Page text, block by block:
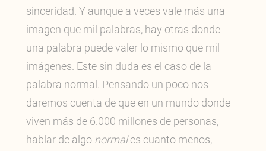
sinceridad. Y aunque a veces vale más una
imagen que mil palabras, hay otras donde
una palabra puede valer lo mismo que mil
imágenes. Este sin duda es el caso de la
palabra normal. Pensando un poco nos
daremos cuenta de que en un mundo donde
viven más de 6.000 millones de personas,
hablar de algo normales cuanto menos,